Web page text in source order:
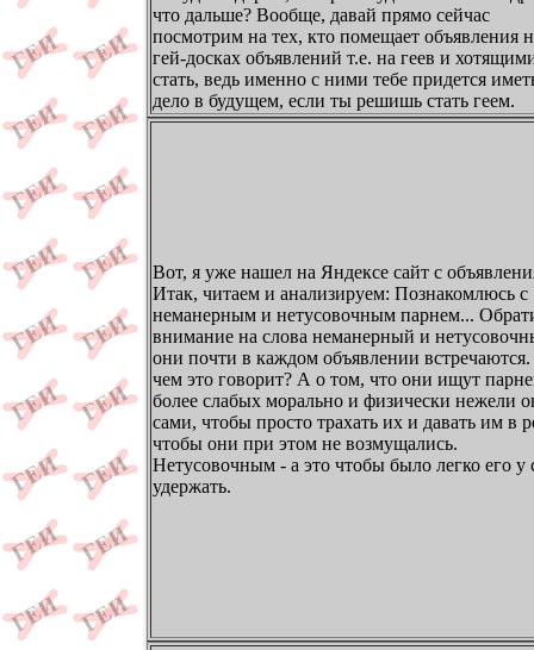
что дальше? Вообще, давай прямо сейчас
посмотрим на тех, кто помещает объявления
гей-досках объявлений т.е. на геев и
стать, ведь именно с ними тебе придется
дело в будущем, если ты решишь стать геем.
Вот, я уже нашел на Яндексе сайт с
Итак, читаем и анализируем: Познакомлюсь с
неманерным и нетусовочным парнем...
внимание на слова неманерный и
они почти в каждом объявлении
чем это говорит? А о том, что они ищут
более слабых морально и физически нежели
сами, чтобы просто трахать их и давать им в
чтобы они при этом не возмущались.
Нетусовочным - а это чтобы было легко его у
удержать.